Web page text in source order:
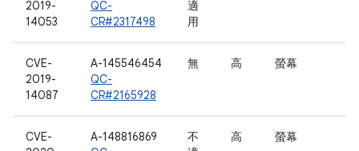
2019-
14053
QC-
CR#2317498
適
用
CVE-
2019-
14087
A-145546454
QC-
CR#2165928
無 高 螢幕
CVE-
A-148816869
不
高 螢幕